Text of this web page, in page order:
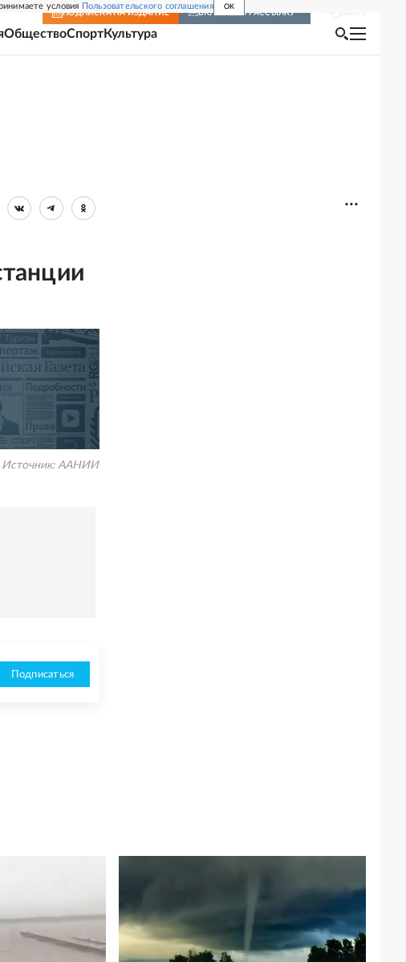
условия Пользовательского соглашения OK
ПОДПИСКА НА ИЗДАНИЕ ВКЛЮЧИТЬ РАССЫЛКУ
ОбществоСпортКультура
Источник: ААНИИ
Подписаться